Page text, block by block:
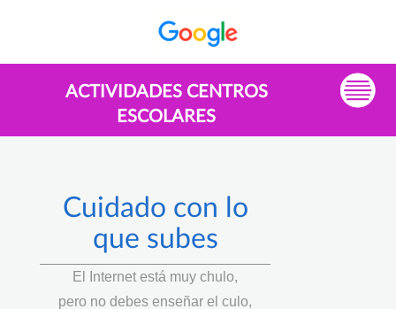
ACTIVIDADES CENTROS
ESCOLARES
Cuidado con lo
que subes
El Internet está muy chulo,
pero no debes enseñar el culo,